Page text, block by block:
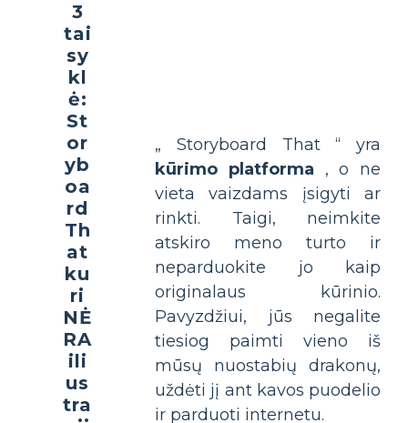
3
tai
sy
kl
ė:
St
or
yb
oa
rd
Th
at
ku
ri
NĖ
RA
ili
us
tra
„ Storyboard That “ yra
kūrimo platforma , o ne
vieta vaizdams įsigyti ar
rinkti. Taigi, neimkite
atskiro meno turto ir
neparduokite jo kaip
originalaus kūrinio.
Pavyzdžiui, jūs negalite
tiesiog paimti vieno iš
mūsų nuostabių drakonų,
uždėti jį ant kavos puodelio
ir parduoti internetu.